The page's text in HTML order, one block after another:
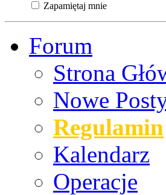
Zapamiętaj mnie
Forum
Strona
Nowe
Regulamin
Kalendarz
Operacje